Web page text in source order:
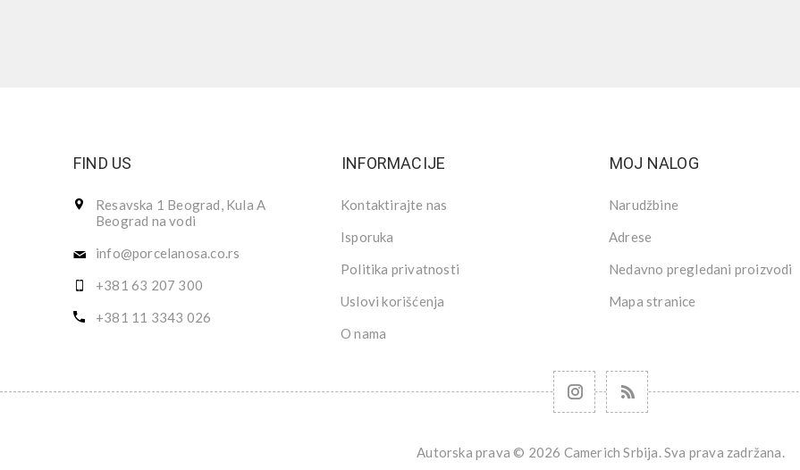
FIND US
Resavska 1 Beograd, Kula A
Beograd na vodi
info@porcelanosa.co.rs
+381 63 207 300
+381 11 3343 026
INFORMACIJE
Kontaktirajte nas
Isporuka
Politika privatnosti
Uslovi korišćenja
O nama
MOJ NALOG
Narudžbine
Adrese
Nedavno pregledani proizvodi
Mapa stranice
Autorska prava © 2026 Camerich Srbija. Sva prava zadržana.